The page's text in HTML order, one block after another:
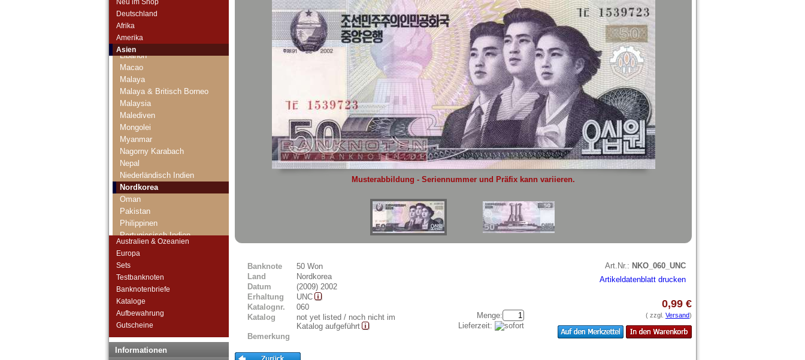
Siehier.
Deutschland
Afrika
Amerika
Asien
Kirgisistan
Laos
Libanon
Macao
Malaya
Malaya & Britisch Borneo
Malaysia
Malediven
Mongolei
Myanmar
Nagorny Karabach
Nepal
Niederländisch Indien
Nordkorea
Oman
Pakistan
Philippinen
Portugiesisch Indien
Singapur
Südkorea
Taiwan
Thailand
Australien & Ozeanien
Europa
Sets
Testbanknoten
Banknotenbriefe
Kataloge
Aufbewahrung
Gutscheine
Informationen
Musterabbildung - Seriennummer und Präfix kann variieren.
Banknote
50 Won
Land
Nordkorea
Datum
(2009) 2002
Erhaltung
UNC
Katalognr.
060
Katalog
not yet listed / noch nicht im
Katalog aufgeführt
Bemerkung
Art.Nr.: NKO_060_UNC
Artikeldatenblatt drucken
Menge:
Lieferzeit:
0,99 €
( zzgl. Versand)